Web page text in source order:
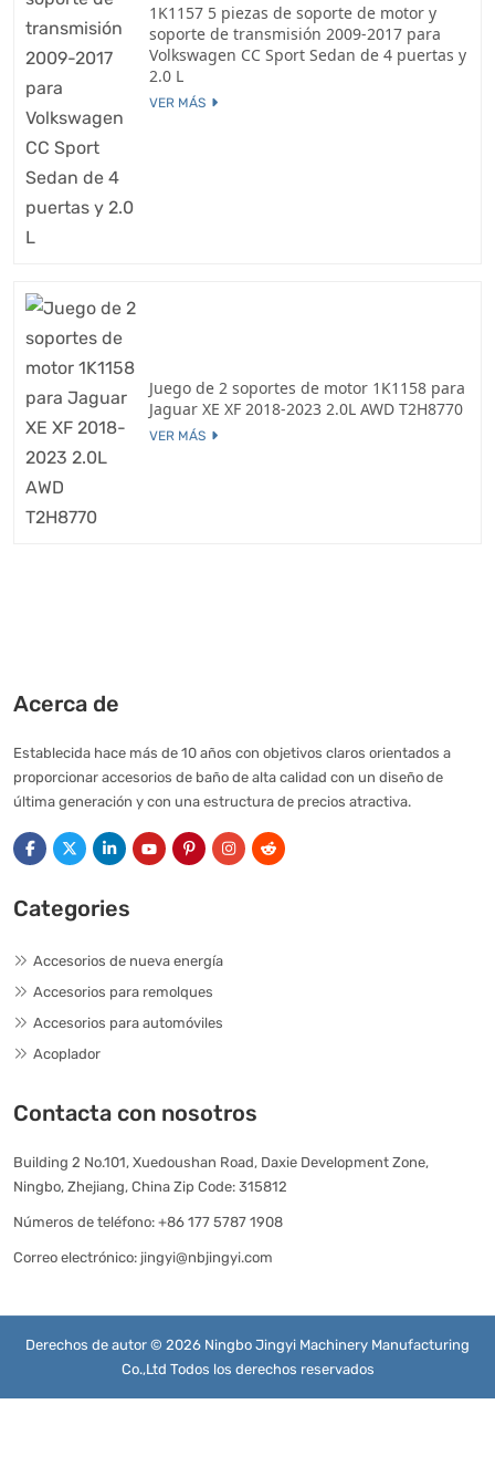
1K1157 5 piezas de soporte de motor y
soporte de transmisión 2009-2017 para
Volkswagen CC Sport Sedan de 4 puertas y
2.0 L
VER MÁS
Juego de 2 soportes de motor 1K1158 para
Jaguar XE XF 2018-2023 2.0L AWD T2H8770
VER MÁS
Acerca de
Establecida hace más de 10 años con objetivos claros orientados a
proporcionar accesorios de baño de alta calidad con un diseño de
última generación y con una estructura de precios atractiva.
Categories
Accesorios de nueva energía
Accesorios para remolques
Accesorios para automóviles
Acoplador
Contacta con nosotros
Building 2 No.101, Xuedoushan Road, Daxie Development Zone,
Ningbo, Zhejiang, China Zip Code: 315812
Números de teléfono: +86 177 5787 1908
Correo electrónico: jingyi@nbjingyi.com
Derechos de autor © 2026 Ningbo Jingyi Machinery Manufacturing
Co.,Ltd Todos los derechos reservados